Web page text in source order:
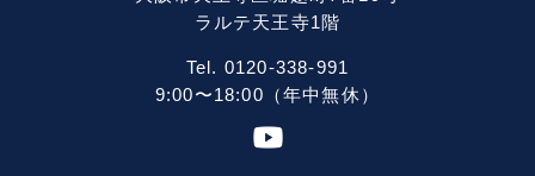
ラルテ天王寺1階
Tel. 0120-338-991
9:00〜18:00（年中無休）